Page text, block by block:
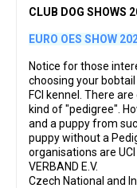
CLUB DOG SHOWS
EURO OES SHOW
Notice for those
choosing your
FCI kennel. There
kind of "pedigree".
and a puppy from
puppy without a
organisations are UCI
VERBAND E.V.
Czech National and